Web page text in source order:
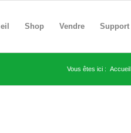
Shop Vendre Support
Vous êtes ici : Accueil